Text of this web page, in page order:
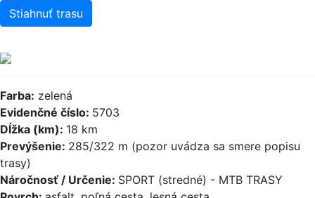
Stiahnuť trasu
Farba: zelená
Evidenčné číslo: 5703
Dĺžka (km): 18 km
Prevýšenie: 285/322 m (pozor uvádza sa smere popisu
trasy)
Náročnosť / Určenie: SPORT (stredné) - MTB TRASY